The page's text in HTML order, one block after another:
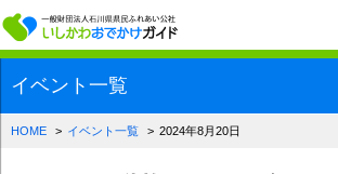
一般財
イベント一覧
HOME イベント一覧 2024年8月20日